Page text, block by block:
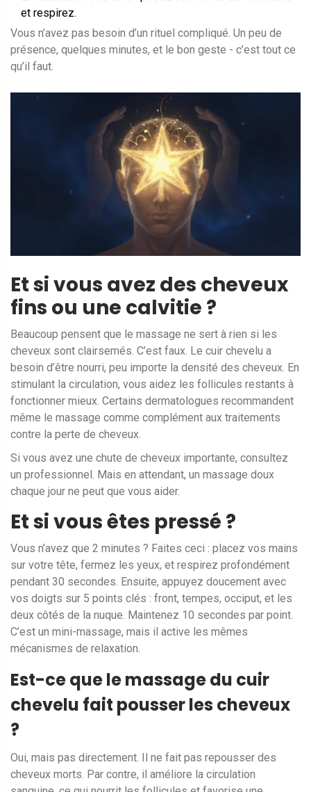
et respirez.
Vous n’avez pas besoin d’un rituel compliqué. Un peu de
présence, quelques minutes, et le bon geste - c’est tout ce
qu’il faut.
Et si vous avez des cheveux
fins ou une calvitie ?
Beaucoup pensent que le massage ne sert à rien si les
cheveux sont clairsemés. C’est faux. Le cuir chevelu a
besoin d’être nourri, peu importe la densité des cheveux. En
stimulant la circulation, vous aidez les follicules restants à
fonctionner mieux. Certains dermatologues recommandent
même le massage comme complément aux traitements
contre la perte de cheveux.
Si vous avez une chute de cheveux importante, consultez
un professionnel. Mais en attendant, un massage doux
chaque jour ne peut que vous aider.
Et si vous êtes pressé ?
Vous n’avez que 2 minutes ? Faites ceci : placez vos mains
sur votre tête, fermez les yeux, et respirez profondément
pendant 30 secondes. Ensuite, appuyez doucement avec
vos doigts sur 5 points clés : front, tempes, occiput, et les
deux côtés de la nuque. Maintenez 10 secondes par point.
C’est un mini-massage, mais il active les mêmes
mécanismes de relaxation.
Est-ce que le massage du cuir
chevelu fait pousser les cheveux
?
Oui, mais pas directement. Il ne fait pas repousser des
cheveux morts. Par contre, il améliore la circulation